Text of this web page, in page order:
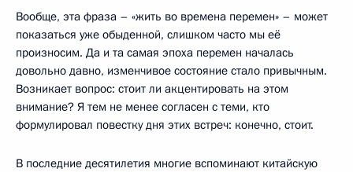
Вообще, эта фраза – «жить во времена перемен» – может
показаться уже обыденной, слишком часто мы её
произносим. Да и та самая эпоха перемен началась
довольно давно, изменчивое состояние стало привычным.
Возникает вопрос: стоит ли акцентировать на этом
внимание? Я тем не менее согласен с теми, кто
формулировал повестку дня этих встреч: конечно, стоит.
В последние десятилетия многие вспоминают китайскую